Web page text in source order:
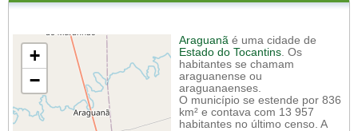
+
−
Araguanã é uma cidade de
Estado do Tocantins. Os
habitantes se chamam
araguanense ou
araguanaenses.
O município se estende por 836
km² e contava com 13 957
habitantes no último censo. A